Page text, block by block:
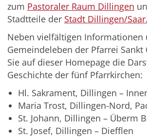
zum Pastoraler Raum Dillingen
Stadtteile der Stadt Dillingen/Saar.
Neben vielfältigen Informationen
Gemeindeleben der Pfarrei
Sie auf dieser Homepage die
Geschichte der fünf Pfarrkirchen:
Hl. Sakrament, Dillingen –
Maria Trost, Dillingen-Nord,
St. Johann, Dillingen – Überm
St. Josef, Dillingen – Diefflen